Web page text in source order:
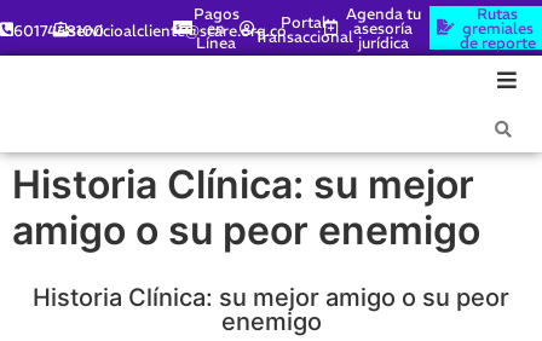
6017448100servicioalcliente@scare.org.co
Pagos
en
Línea
Portal
Transaccional
Agenda tu
asesoría
jurídica
Rutas
gremiales
de reporte
Historia Clínica: su mejor
amigo o su peor enemigo
Historia Clínica: su mejor amigo o su peor
enemigo